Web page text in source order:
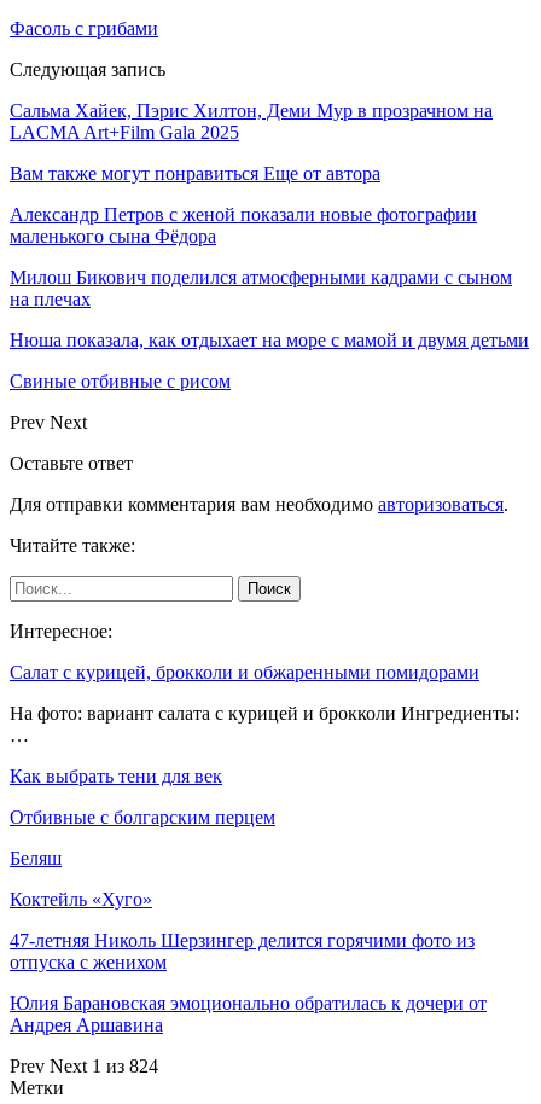
Фасоль с грибами
Следующая запись
Сальма Хайек, Пэрис Хилтон, Деми Мур в прозрачном на
LACMA Art+Film Gala 2025
Вам также могут понравиться Еще от автора
Александр Петров с женой показали новые фотографии
маленького сына Фёдора
Милош Бикович поделился атмосферными кадрами с сыном
на плечах
Нюша показала, как отдыхает на море с мамой и двумя детьми
Свиные отбивные с рисом
Prev Next
Оставьте ответ
Для отправки комментария вам необходимо авторизоваться.
Читайте также:
Интересное:
Салат с курицей, брокколи и обжаренными помидорами
На фото: вариант салата с курицей и брокколи Ингредиенты:
…
Как выбрать тени для век
Отбивные с болгарским перцем
Беляш
Коктейль «Хуго»
47-летняя Николь Шерзингер делится горячими фото из
отпуска с женихом
Юлия Барановская эмоционально обратилась к дочери от
Андрея Аршавина
Prev Next 1 из 824
Метки